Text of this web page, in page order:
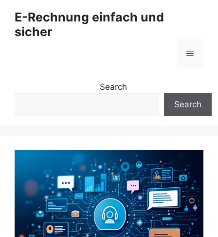
Inhalt
springen
E-Rechnung einfach und
sicher
Menü
Search
Search